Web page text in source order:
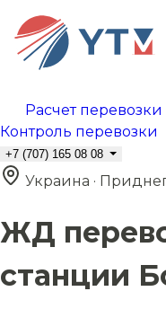
Расчет перевозки
Контроль перевозки
+7 (707) 165 08 08
Украина ·
ЖД
станции